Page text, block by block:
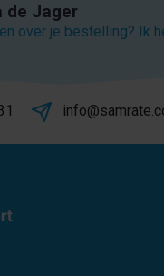
de Jager
over je bestelling? Ik